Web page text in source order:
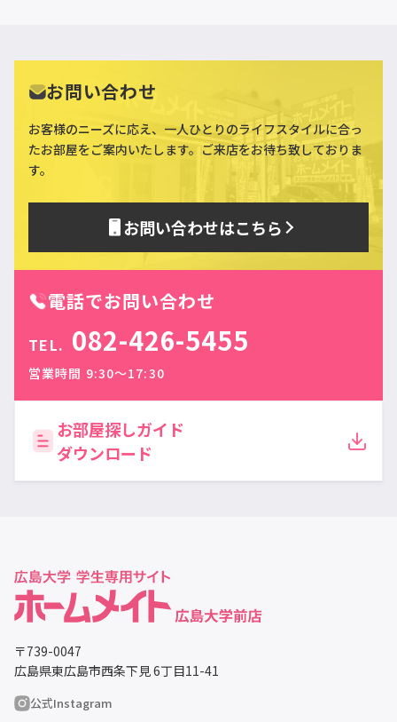
お問い合わせ
お客様のニーズに応え、一人ひとりのライフスタイルに合っ
たお部屋をご案内いたします。ご来店をお待ち致しておりま
す。
お問い合わせはこちら
電話でお問い合わせ
TEL. 082-426-5455
営業時間 9:30〜17:30
お部屋探しガイド
ダウンロード
〒739-0047
広島県東広島市西条下見 6丁目11-41
公式Instagram